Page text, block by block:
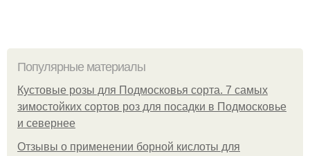
Популярные материалы
Кустовые розы для Подмосковья сорта. 7 самых
зимостойких сортов роз для посадки в Подмосковье
и севернее
Отзывы о применении борной кислоты для